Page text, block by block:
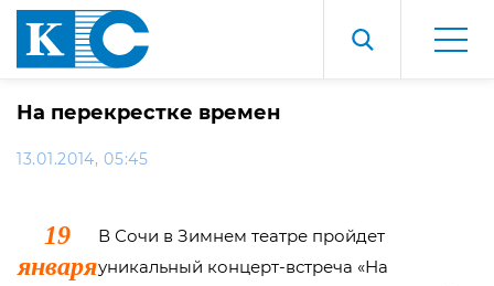
На перекрестке времен
13.01.2014, 05:45
19
января
В Сочи в Зимнем театре пройдет
уникальный концерт-встреча «На